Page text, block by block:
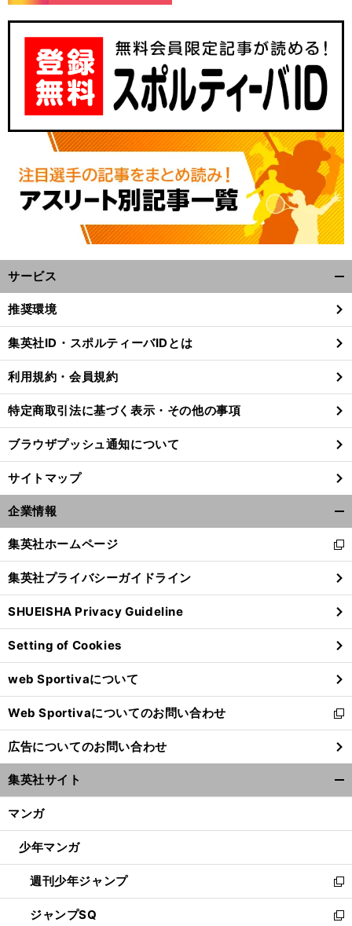
へ
サービス
閉
る
推奨環境
集英社ID・スポルティーバIDとは
利用規約・会員規約
特定商取引法に基づく表示・その他の事項
ブラウザプッシュ通知について
サイトマップ
企業情報
閉
る
集英社ホームページ
新
し
い
ウ
ィ
ン
ド
ウ
で
開
く
集英社プライバシーガイドライン
SHUEISHA Privacy Guideline
Setting of Cookies
web Sportivaについて
Web Sportivaについてのお問い合わせ
新
し
い
ウ
ィ
ン
ウ
開
く
広告についてのお問い合わせ
集英社サイト
マンガ
少年マンガ
週刊少年ジャンプ
新
し
い
ジャンプSQ
新